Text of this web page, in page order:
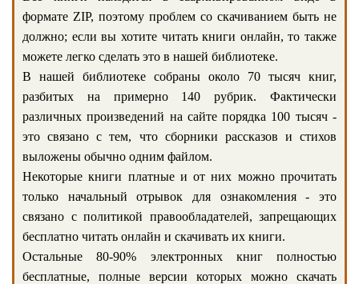
формате ZIP, поэтому проблем со скачиванием быть не
должно; если вы хотите читать книги онлайн, то также
можете легко сделать это в нашей библиотеке.
В нашей библиотеке собраны около 70 тысяч книг,
разбитых на примерно 140 рубрик. Фактически
различных произведений на сайте порядка 100 тысяч -
это связано с тем, что сборники рассказов и стихов
выложены обычно одним файлом.
Некоторые книги платные и от них можно прочитать
только начальный отрывок для ознакомления - это
связано с политикой правообладателей, запрещающих
бесплатно читать онлайн и скачивать их книги.
Остальные 80-90% электронных книг полностью
бесплатные, полные версии которых можно скачать